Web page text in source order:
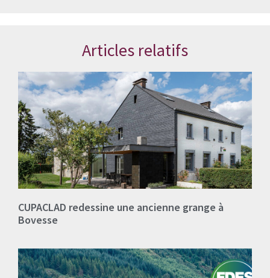
Articles relatifs
CUPACLAD redessine une ancienne grange à
Bovesse